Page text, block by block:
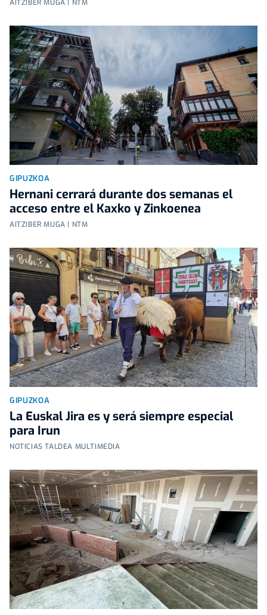
AITZIBER MUGA | NTM
GIPUZKOA
Hernani cerrará durante dos semanas el
acceso entre el Kaxko y Zinkoenea
AITZIBER MUGA | NTM
GIPUZKOA
La Euskal Jira es y será siempre especial
para Irun
NOTICIAS TALDEA MULTIMEDIA